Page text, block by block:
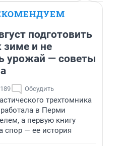
подготовить
зиме и не
урожай — советы
Обсудить
трехтомника
работала в Перми
а первую книгу
спор — ее история